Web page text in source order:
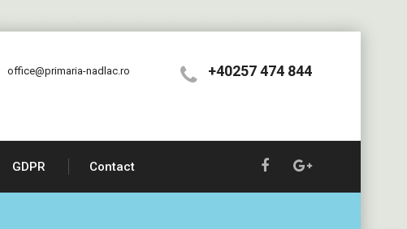
+40257 474 844
office@primaria-nadlac.ro
GDPR Contact